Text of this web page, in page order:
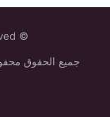
© Copyright 2026, All Rights Reserved